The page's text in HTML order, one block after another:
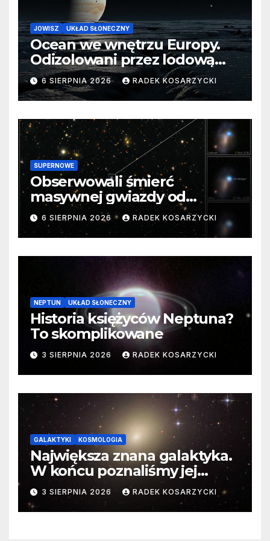
JOWISZ UKŁAD SŁONECZNY
Ocean we wnętrzu Europy.
Odizolowani przez lodową
barierę
6 SIERPNIA 2026 RADEK KOSARZYCKI
SUPERNOWE
Obserwowali śmierć
masywnej gwiazdy od
samego początku. Niezwykle
cenne dane
6 SIERPNIA 2026 RADEK KOSARZYCKI
NEPTUN UKŁAD SŁONECZNY
Historia księżyców Neptuna?
To skomplikowane
3 SIERPNIA 2026 RADEK KOSARZYCKI
GALAKTYKI KOSMOLOGIA
Największa znana galaktyka.
W końcu poznaliśmy jej
faktyczne wymiary
3 SIERPNIA 2026 RADEK KOSARZYCKI